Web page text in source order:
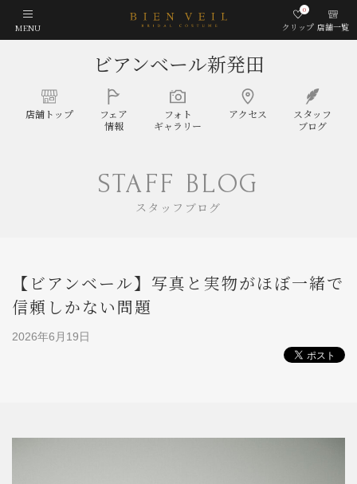
MENU クリップ
0
店舗一覧
ビアンベール新発田
店舗トップ
フェア
情報
フォト
ギャラリー
アクセス
スタッフ
ブログ
STAFF BLOG
スタッフブログ
【ビアンベール】写真と実物がほぼ一緒で
信頼しかない問題
2026年6月19日